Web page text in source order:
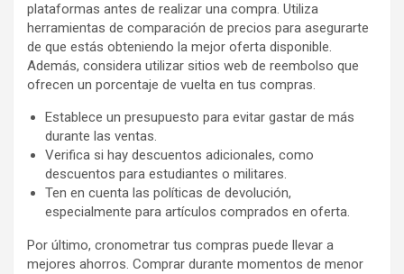
plataformas antes de realizar una compra. Utiliza
herramientas de comparación de precios para asegurarte
de que estás obteniendo la mejor oferta disponible.
Además, considera utilizar sitios web de reembolso que
ofrecen un porcentaje de vuelta en tus compras.
Establece un presupuesto para evitar gastar de más
durante las ventas.
Verifica si hay descuentos adicionales, como
descuentos para estudiantes o militares.
Ten en cuenta las políticas de devolución,
especialmente para artículos comprados en oferta.
Por último, cronometrar tus compras puede llevar a
mejores ahorros. Comprar durante momentos de menor